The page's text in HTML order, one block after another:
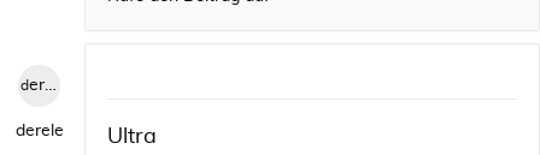
derele
derele
Ultra